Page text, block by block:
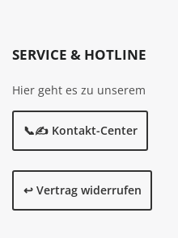
SERVICE & HOTLINE
Hier geht es zu unserem
📞✍️ Kontakt-Center
↩️ Vertrag widerrufen